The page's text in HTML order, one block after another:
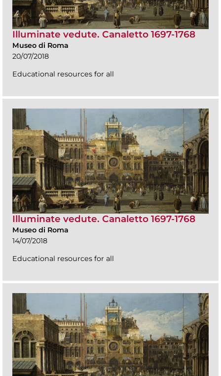
Illuminate vedute. Canaletto 1697-1768
Museo di Roma
20/07/2018
Educational resources for all
Illuminate vedute. Canaletto 1697-1768
Museo di Roma
14/07/2018
Educational resources for all